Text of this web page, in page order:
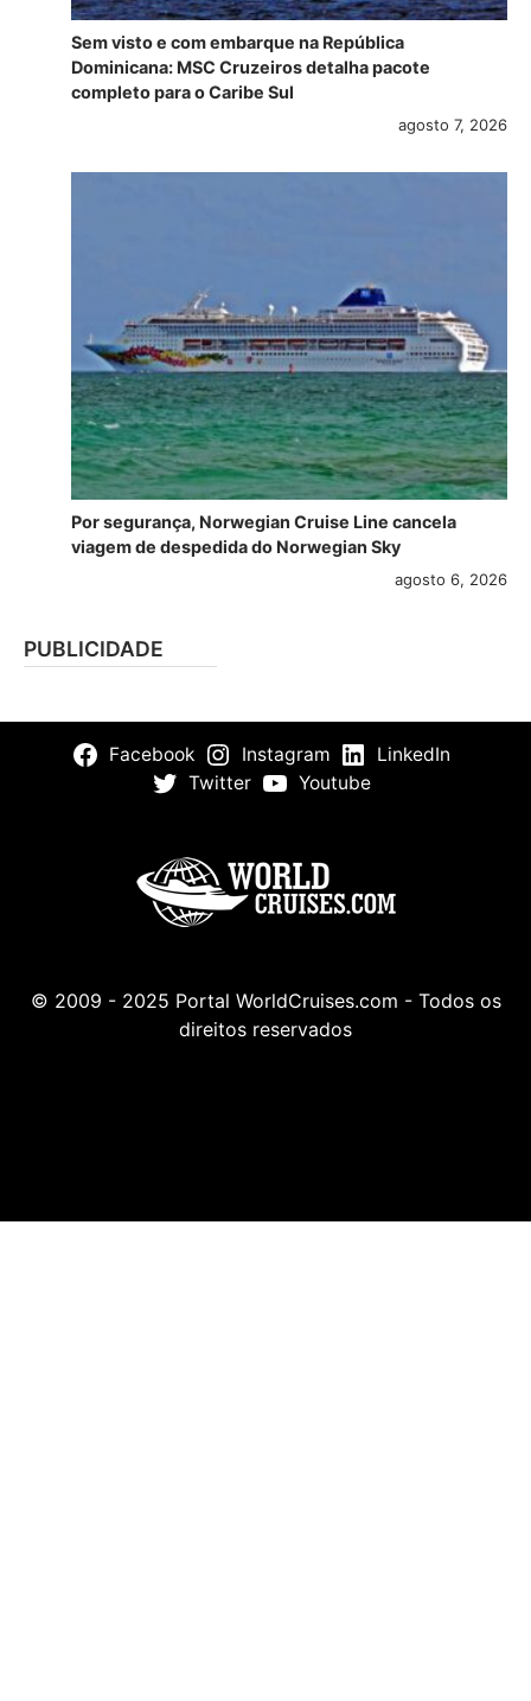
Sem visto e com embarque na República
Dominicana: MSC Cruzeiros detalha pacote
completo para o Caribe Sul
agosto 7, 2026
Por segurança, Norwegian Cruise Line cancela
viagem de despedida do Norwegian Sky
agosto 6, 2026
PUBLICIDADE
Facebook Instagram
LinkedIn
Twitter
Youtube
© 2009 - 2025 Portal WorldCruises.com - Todos os
direitos reservados